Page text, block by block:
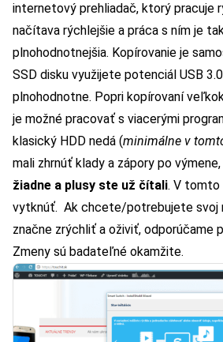
internetový prehliadač, ktorý pracuje
načítava rýchlejšie a práca s ním je
plnohodnotnejšia. Kopírovanie je
SSD disku využijete potenciál USB
plnohodnotne. Popri kopírovaní
je možné pracovať s viacerými
klasický HDD nedá (minimálne v
mali zhrnúť klady a zápory po výmene,
žiadne a plusy ste už čítali. V tomto
vytknúť. Ak chcete/potrebujete svoj
značne zrýchliť a oživiť, odporúčame
Zmeny sú badateľné okamžite.